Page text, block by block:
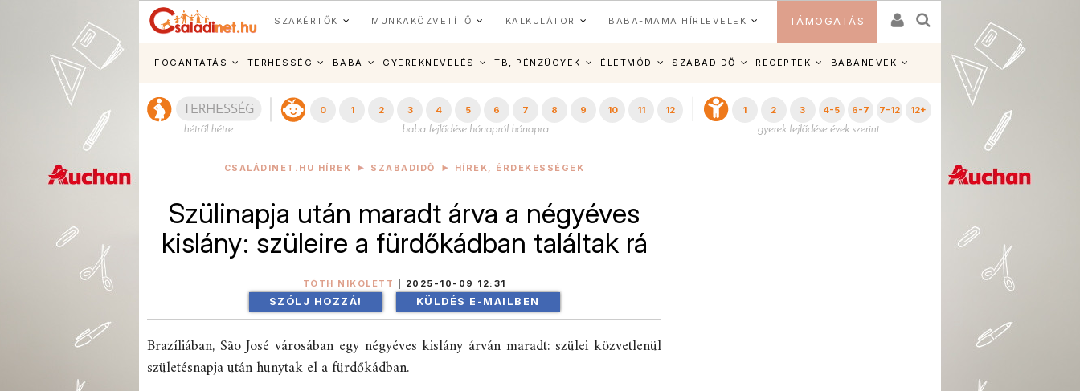
SZAKÉRTŐK MUNKAKÖZVETÍTŐ KALKULÁTOR BABA-MAMA HÍRLEVELEK TÁMOGATÁS
FOGANTATÁS TERHESSÉG BABA GYEREKNEVELÉS TB, PÉNZÜGYEK ÉLETMÓD SZABADIDŐ RECEPTEK BABANEVEK
0 1 2 3 4 5 6 7 8 9 10 11 12 1 2 3 4-5 6-7 7-12 12+
CSALÁDINET.HU HÍREK SZABADIDŐ HÍREK, ÉRDEKESSÉGEK
Szülinapja után maradt árva a négyéves
kislány: szüleire a fürdőkádban találtak rá
TÓTH NIKOLETT 2025-10-09 12:31
SZÓLJ HOZZÁ! KÜLDÉS E-MAILBEN
Brazíliában, São José városában egy négyéves kislány árván maradt: szülei közvetlenül
születésnapja után hunytak el a fürdőkádban.